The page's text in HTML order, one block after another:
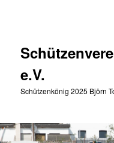
e.V.
Schützenkönig 2025 Björn